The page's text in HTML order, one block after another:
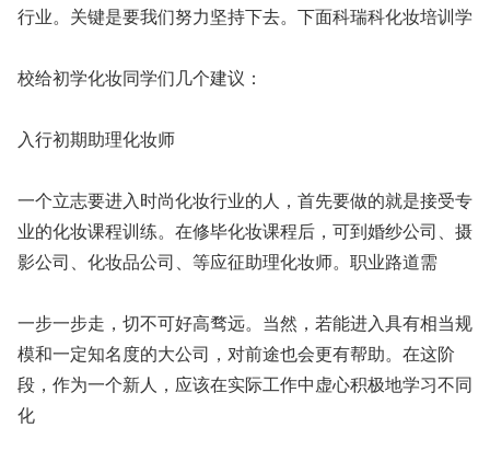
行业。关键是要我们努力坚持下去。下面科瑞科化妆培训学
校给初学化妆同学们几个建议：
入行初期助理化妆师
一个立志要进入时尚化妆行业的人，首先要做的就是接受专
业的化妆课程训练。在修毕化妆课程后，可到婚纱公司、摄
影公司、化妆品公司、等应征助理化妆师。职业路道需
一步一步走，切不可好高骛远。当然，若能进入具有相当规
模和一定知名度的大公司，对前途也会更有帮助。在这阶
段，作为一个新人，应该在实际工作中虚心积极地学习不同
化